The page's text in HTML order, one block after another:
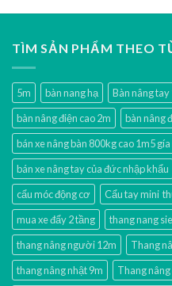
TÌM SẢN PHẨM THEO
5m bàn nang hạ Bàn nâng tay
bàn nâng điện cao 2m
bàn nâng
bán xe nâng bàn 800kg cao 1m5
bán xe nâng tay của đức nhập khẩu
cẩu móc động cơ
Cẩu tay mini
mua xe đẩy 2 tầng
thang nang
thang nâng người 12m
Thang
thang nâng nhật 9m
Thang